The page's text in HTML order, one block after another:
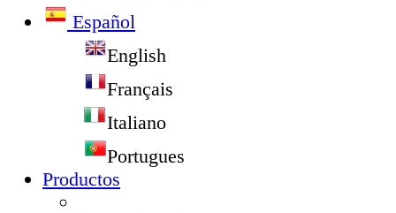
Español
English
Français
Italiano
Portugues
Productos